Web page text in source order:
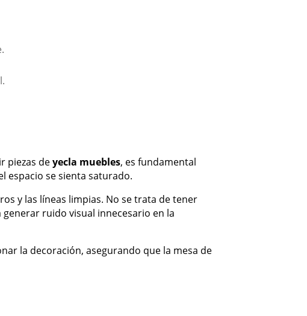
piezas deyecla muebles, es fundamental
espacio se sienta saturado.
y las líneas limpias. No se trata de tener
ruido visual innecesario en la
la decoración, asegurando que la mesa de